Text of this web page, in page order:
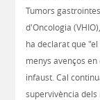
Tumors
d'Oncologia
ha declarat que
menys avenços
infaust. Cal
supervivència